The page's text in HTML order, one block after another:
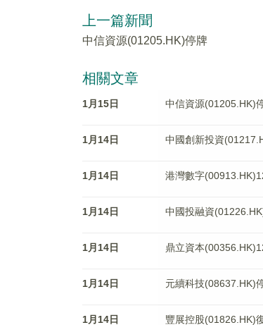
上一篇新聞
中信資源(01205.HK)停牌
相關文章
1月15日 中信資源(01205.HK)
1月14日 中國創新投資
1月14日 港灣數字
1月14日 中國投融資
1月14日 鼎立資本
1月14日 元續科技(08637.HK)
1月14日 豐展控股(01826.HK)